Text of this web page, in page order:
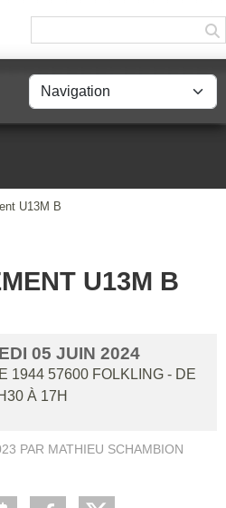
U13M B
U13M B
05 JUIN 2024
1944 57600 FOLKLING - DE
À 17H
PAR MATHIEU SCHAMBION